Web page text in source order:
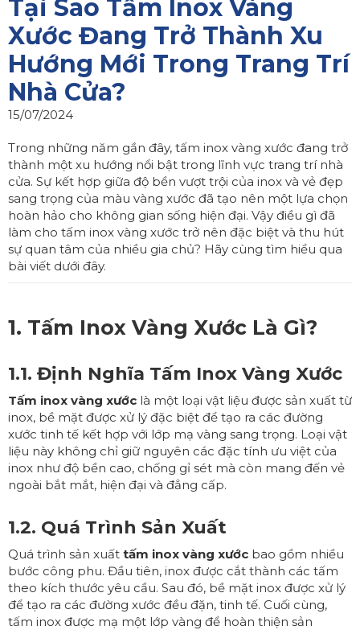
Tại Sao Tấm Inox Vàng
Xước Đang Trở Thành Xu
Hướng Mới Trong Trang Trí
Nhà Cửa?
15/07/2024
Trong những năm gần đây, tấm inox vàng xước đang trở
thành một xu hướng nổi bật trong lĩnh vực trang trí nhà
cửa. Sự kết hợp giữa độ bền vượt trội của inox và vẻ đẹp
sang trọng của màu vàng xước đã tạo nên một lựa chọn
hoàn hảo cho không gian sống hiện đại. Vậy điều gì đã
làm cho tấm inox vàng xước trở nên đặc biệt và thu hút
sự quan tâm của nhiều gia chủ? Hãy cùng tìm hiểu qua
bài viết dưới đây.
1. Tấm Inox Vàng Xước Là Gì?
1.1. Định Nghĩa Tấm Inox Vàng Xước
Tấm inox vàng xước là một loại vật liệu được sản xuất từ
inox, bề mặt được xử lý đặc biệt để tạo ra các đường
xước tinh tế kết hợp với lớp mạ vàng sang trọng. Loại vật
liệu này không chỉ giữ nguyên các đặc tính ưu việt của
inox như độ bền cao, chống gỉ sét mà còn mang đến vẻ
ngoài bắt mắt, hiện đại và đẳng cấp.
1.2. Quá Trình Sản Xuất
Quá trình sản xuất tấm inox vàng xước bao gồm nhiều
bước công phu. Đầu tiên, inox được cắt thành các tấm
theo kích thước yêu cầu. Sau đó, bề mặt inox được xử lý
để tạo ra các đường xước đều đặn, tinh tế. Cuối cùng,
tấm inox được mạ một lớp vàng để hoàn thiện sản